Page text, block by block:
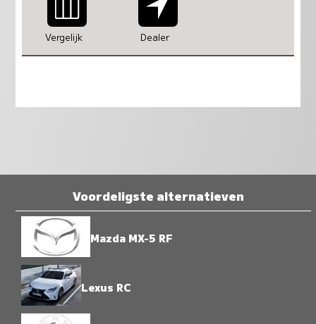
Vergelijk Dealer
Voordeligste alternatieven
Mazda MX-5 RF
Lexus RC